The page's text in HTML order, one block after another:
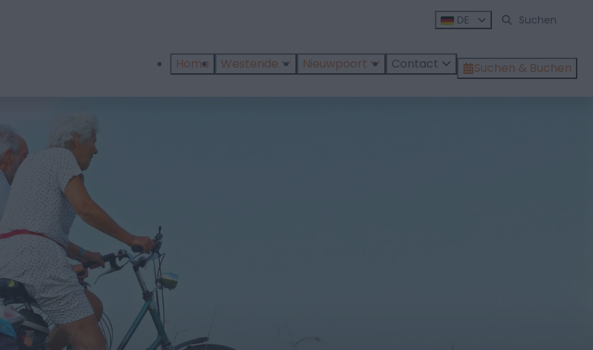
DE
Home Westende Nieuwpoort Contact Suchen & Buchen